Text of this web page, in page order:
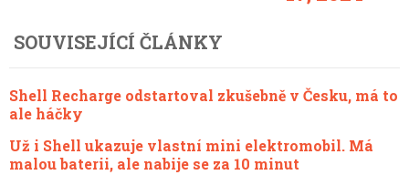
SOUVISEJÍCÍ ČLÁNKY
Shell Recharge odstartoval zkušebně v Česku, má to
ale háčky
Už i Shell ukazuje vlastní mini elektromobil. Má
malou baterii, ale nabije se za 10 minut